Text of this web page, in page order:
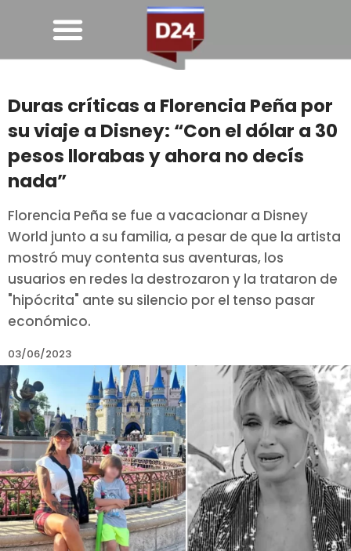
Duras críticas a Florencia Peña por
su viaje a Disney: “Con el dólar a 30
pesos llorabas y ahora no decís
nada”
Florencia Peña se fue a vacacionar a Disney
World junto a su familia, a pesar de que la artista
mostró muy contenta sus aventuras, los
usuarios en redes la destrozaron y la trataron de
"hipócrita" ante su silencio por el tenso pasar
económico.
03/06/2023